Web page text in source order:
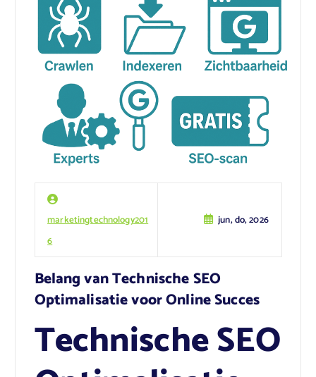
marketingtechnology201
6
jun, do, 2026
Belang van Technische SEO
Optimalisatie voor Online Succes
Technische SEO